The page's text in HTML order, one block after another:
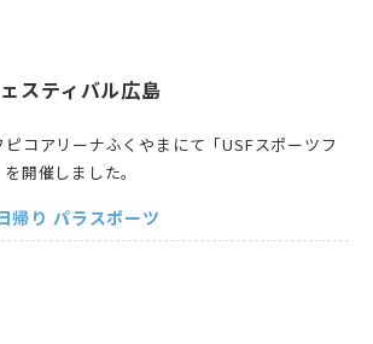
スティバル広島
コアリーナふくやまにて「USFスポーツフ
開催しました。
帰り パラスポーツ